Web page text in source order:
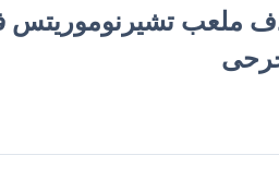
تشيرنوموريتس في